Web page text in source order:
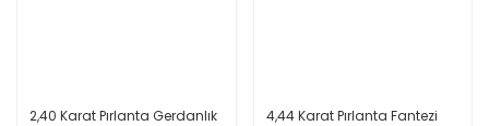
2,40 Karat Pırlanta Gerdanlık
4,44 Karat Pırlanta Fantezi